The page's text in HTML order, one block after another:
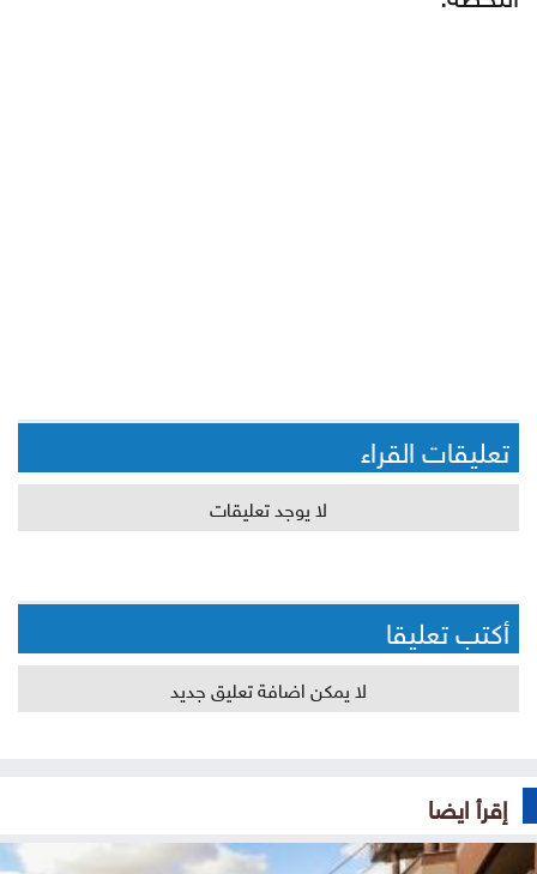
تعليقات القراء
لا يوجد تعليقات
أكتب تعليقا
لا يمكن اضافة تعليق جديد
إقرأ ايضا